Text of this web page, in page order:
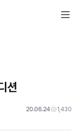
션
20.06.24 1,430